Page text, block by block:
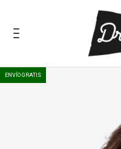
ENVÍO GRATIS